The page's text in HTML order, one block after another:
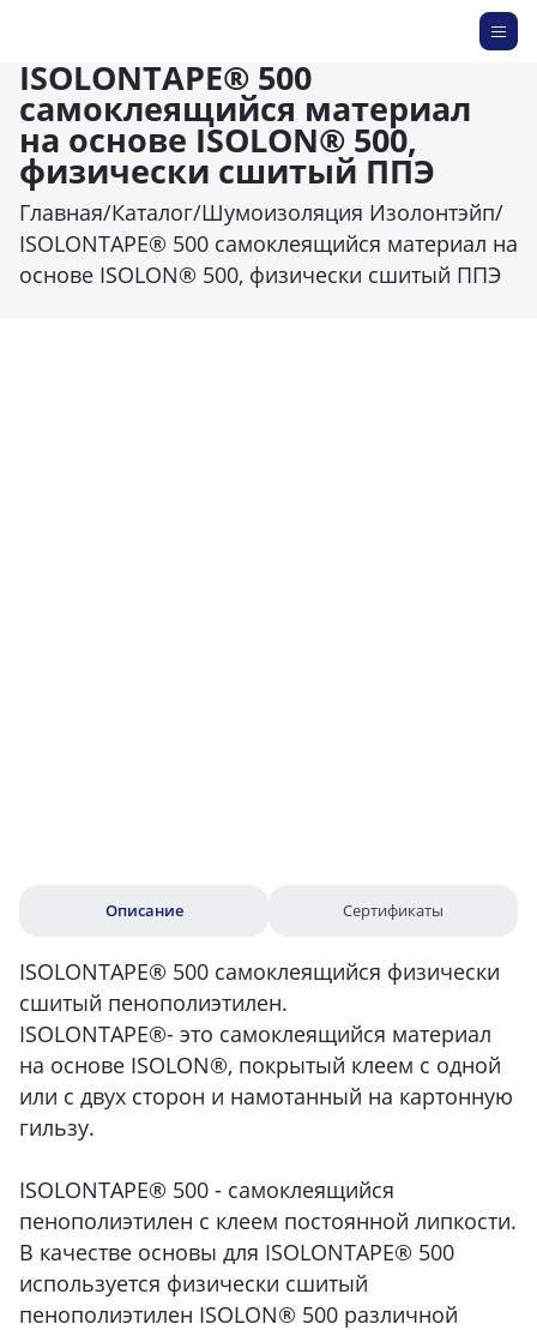
ISOLONTAPE® 500
самоклеящийся материал
на основе ISOLON® 500,
физически сшитый ППЭ
Главная/Каталог/Шумоизоляция Изолонтэйп/
ISOLONTAPE® 500 самоклеящийся материал на
основе ISOLON® 500, физически сшитый ППЭ
Описание Сертификаты
ISOLONTAPE® 500 самоклеящийся физически
сшитый пенополиэтилен.
ISOLONTAPE®- это самоклеящийся материал
на основе ISOLON®, покрытый клеем с одной
или с двух сторон и намотанный на картонную
гильзу.
ISOLONTAPE® 500 - самоклеящийся
пенополиэтилен с клеем постоянной липкости.
В качестве основы для ISOLONTAPE® 500
используется физически сшитый
пенополиэтилен ISOLON® 500 различной